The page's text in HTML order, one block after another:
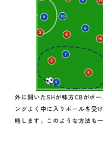
外に開いたSHが味方CBがボ
ングよく中に入りボールを受
略します。このような方法も